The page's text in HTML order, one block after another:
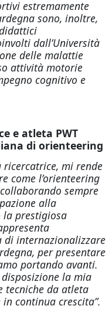
estremamente
sono, inoltre,
dall’Università
delle malattie
attività motorie
cognitivo e
e atleta PWT
di orienteering
mi rende
come l’orienteering
sempre
alla
la prestigiosa
di internazionalizzare
per presentare
portando avanti.
la mia
tecniche da atleta
continua crescita”.